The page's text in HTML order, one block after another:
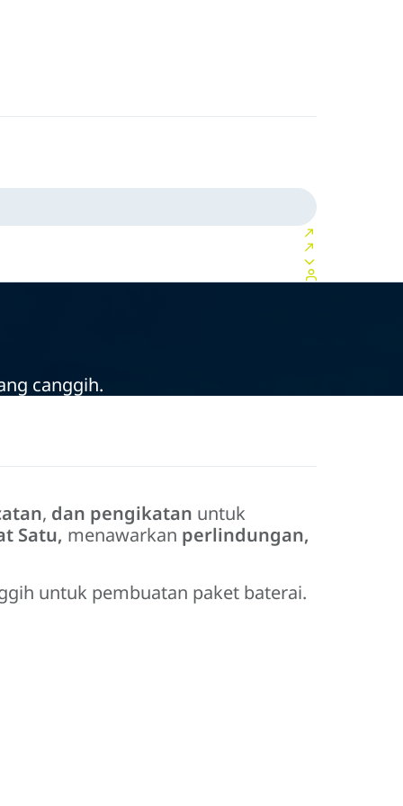
canggih.
, dan pengikatan untuk
Satu, menawarkan perlindungan,
untuk pembuatan paket baterai.